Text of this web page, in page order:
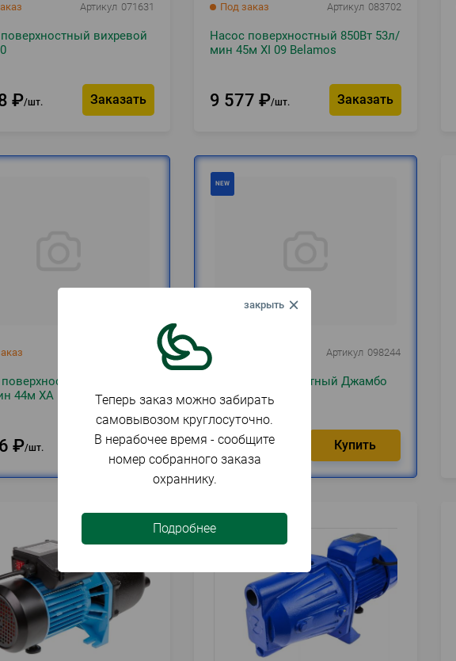
Артикул 071631
вихревой
₽ шт. Заказать
Под заказ Артикул 083702
Насос поверхностный 850Вт 53л/
мин 45м XI 09 Belamos
9 577 ₽ шт. Заказать
1000Вт
44м XA 11 чугун Belamos
₽ шт. Заказать
Артикул 098244
Насос поверхностный Джамбо
60/35 Н Джилекс
13 048 ₽
Теперь заказ можно забирать
самовывозом круглосуточно.
В нерабочее время - сообщите
номер собранного заказа
охраннику.
Подробнее